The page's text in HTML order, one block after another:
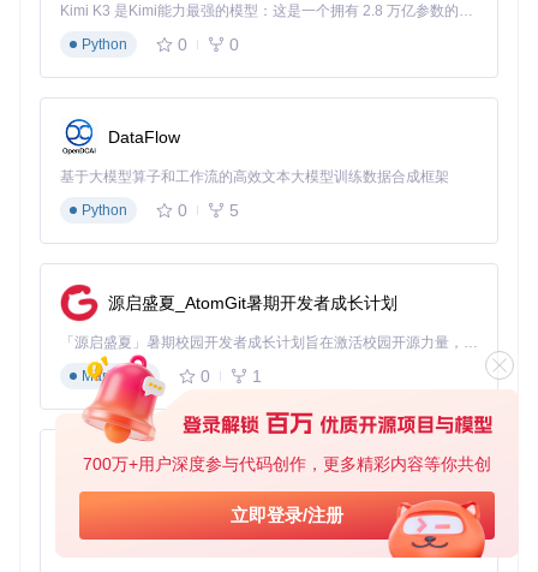
700万+用户深度参与代码创作，更多精彩内容等你共创
立即登录/注册
高效：通过预处理和索引选择器，达到近乎常数时间的匹配
灵活：可以关联任意数据对象到选择器，便于处理匹配结
果。
可扩展：支持自定义索引，适应特定的应用属性。
兼容性良好：原生支持现代浏览器，低版本浏览器可以通过
替换函数实现兼容。
序还是对性能有严格要求的项目中，都能发挥重要作用。立即
Kimi K3 是Kimi能力最强的模型：这是一个拥有 2.8 万亿参数的混合专家（MoE）模型，具备原生视觉理解能力，并支持 100 万 token 的上下文窗口。
Python
0 0
DataFlow
基于大模型算子和工作流的高效文本大模型训练数据合成框架
Python
0 5
源启盛夏_AtomGit暑期开发者成长计划
「源启盛夏」暑期校园开发者成长计划旨在激活校园开源力量，通过积分激励、认证扶持、资源倾斜等形式，引导高校组织和开发者完成「入驻 — 建项目 — 做贡献 — 获认证 — 得资源」的完整闭环。无论你是想带领社团入驻平台的组织者，还是希望用代码贡献证明自己的开发者，都能在这里找到属于你的成长路径。
Markdown
0 1
py-xiaozhi
基于Python的Xiaozhi AI，适用于想要完整Xiaozhi体验而无需拥有专用硬件的用户。
Python
0 1